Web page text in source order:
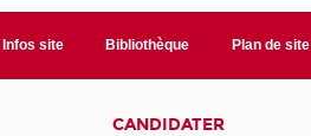
Infos site Bibliothèque Plan de site
CANDIDATER